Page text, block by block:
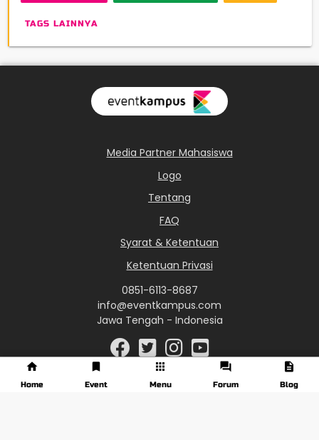
TAGS LAINNYA
Media Partner Mahasiswa
Logo
Tentang
FAQ
Syarat & Ketentuan
Ketentuan Privasi
0851-6113-8687
info@eventkampus.com
Jawa Tengah - Indonesia
Home Event Menu Forum Blog